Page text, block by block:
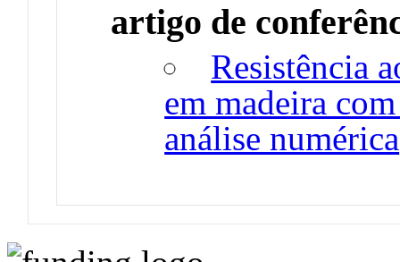
artigo de
Resistência
em madeira
análise numérica